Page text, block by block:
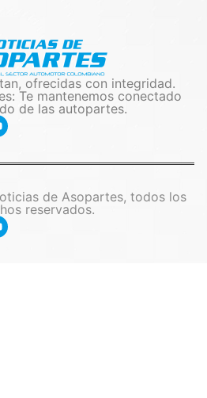
ofrecidas con integridad.
Te mantenemos conectado
de las autopartes.
de Asopartes, todos los
reservados.